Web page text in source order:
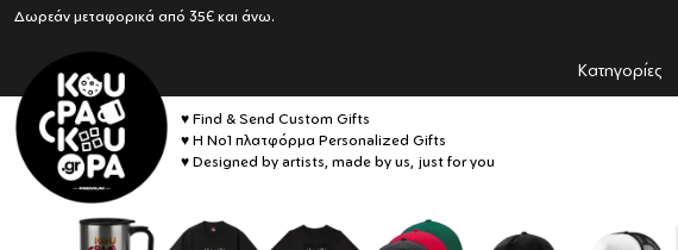
Δωρεάν μεταφορικά από 35€ και άνω.
Κατηγορίες
♥ Find & Send Custom Gifts
♥ Η No1 πλατφόρμα Personalized Gifts
♥ Designed by artists, made by us, just for you